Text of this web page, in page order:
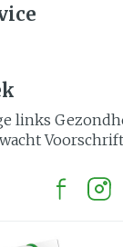
links
Voorschrift